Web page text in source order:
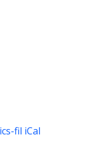
fil iCal